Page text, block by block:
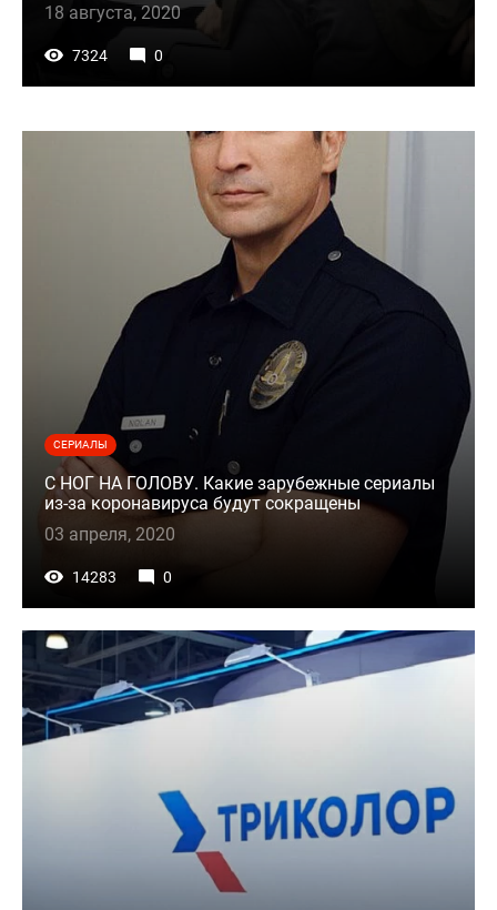
18 августа, 2020
7324 0
СЕРИАЛЫ
С НОГ НА ГОЛОВУ. Какие зарубежные сериалы
из-за коронавируса будут сокращены
03 апреля, 2020
14283 0